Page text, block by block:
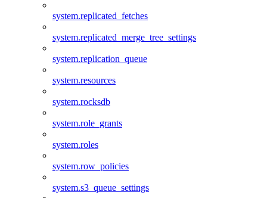
system.replicated_fetches
system.replicated_merge_tree_settings
system.replication_queue
system.resources
system.rocksdb
system.role_grants
system.roles
system.row_policies
system.s3_queue_settings